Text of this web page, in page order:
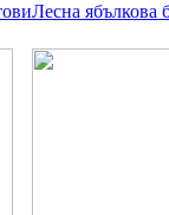
Лесна ябълкова